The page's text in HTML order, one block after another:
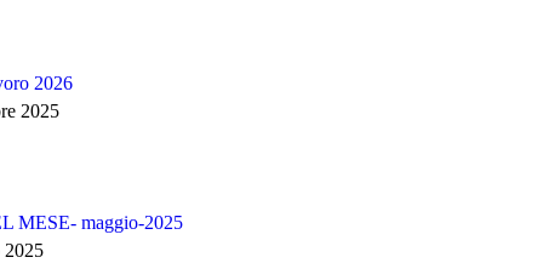
2026
2025
MESE- maggio-2025
2025